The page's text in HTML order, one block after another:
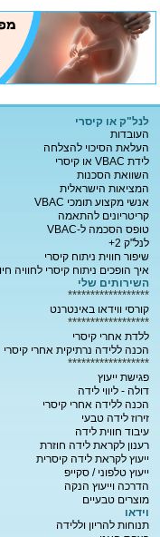
לנל"ק או קיסרי
העובדות
העלאת הסיכוי להצלחה
לידת VBAC או קיסרי
השוואת הסכנות
המציאות הישראלית
אנשי מקצוע תומכי VBAC
קריטריונים להתאמה
טופס הסכמה ל-VBAC
לנל"ק 2+
שיפור חווית ניתוח קיסרי
איך הופכים ניתוח קיסרי לחוויה
השירותים שלי
******************
קורסי ווידאו באינטרנט
******************
ללדת אחרי קיסרי
הכנה ללידה נרתיקית אחרי קיסרי
******************
פגישת ייעוץ
דולה - ליווי לידה
הכנה ללידה אחרי קיסרי
זירוז לידה טבעי
עיבוד חווית לידה
רענון לקראת לידה חוזרת
ייעוץ לקראת לידה קיסרית
ייעוץ טלפוני / סקייפ
הדרכה וייעוץ הנקה
מוצרים טבעיים
וידאו
תנוחות להריון וללידה